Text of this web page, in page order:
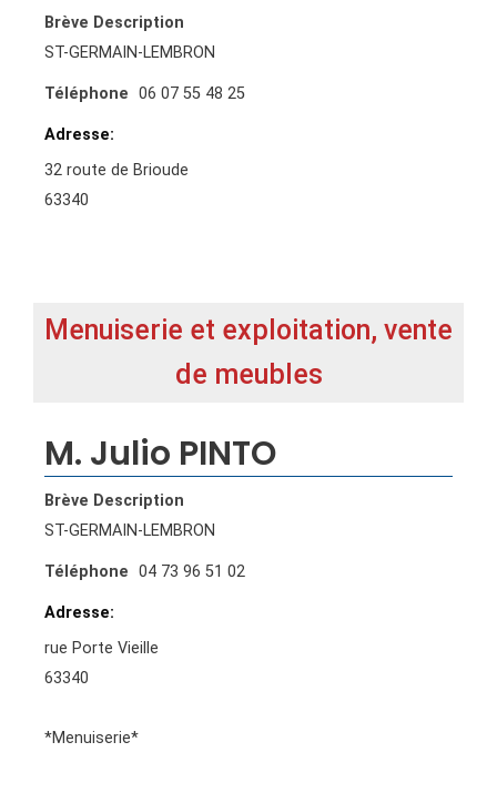
Brève Description
ST-GERMAIN-LEMBRON
Téléphone 06 07 55 48 25
32 route de Brioude
63340
Menuiserie et exploitation, vente
de meubles
M. Julio PINTO
Brève Description
ST-GERMAIN-LEMBRON
Téléphone 04 73 96 51 02
rue Porte Vieille
63340
*Menuiserie*